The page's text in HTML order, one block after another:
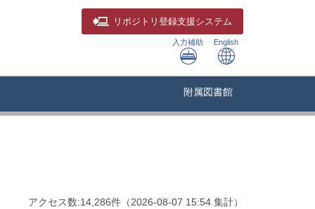
リポジトリ 登録支援システム
入力補助 English
附属図書館
アクセス数:14,286件 （2026-08-07 15:54 集計）